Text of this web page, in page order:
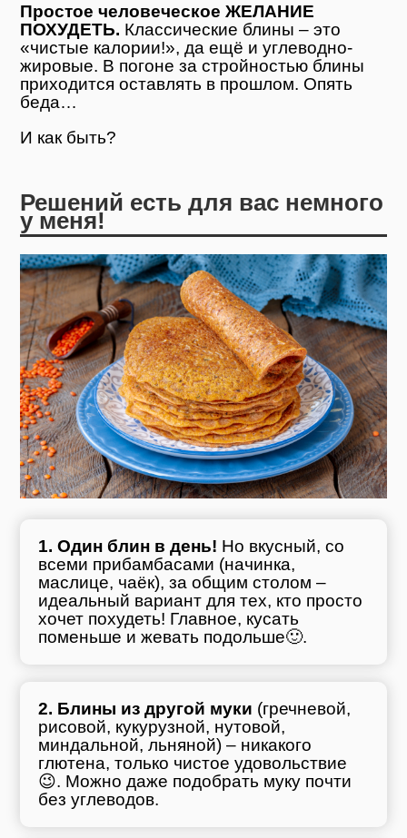
Простое человеческое ЖЕЛАНИЕ
ПОХУДЕТЬ. Классические блины – это
«чистые калории!», да ещё и углеводно-
жировые. В погоне за стройностью блины
приходится оставлять в прошлом. Опять
беда…
И как быть?
Решений есть для вас немного
у меня!
1. Один блин в день! Но вкусный, со
всеми прибамбасами (начинка,
маслице, чаёк), за общим столом –
идеальный вариант для тех, кто просто
хочет похудеть! Главное, кусать
поменьше и жевать подольше🙂.
2. Блины из другой муки (гречневой,
рисовой, кукурузной, нутовой,
миндальной, льняной) – никакого
глютена, только чистое удовольствие
😉. Можно даже подобрать муку почти
без углеводов.